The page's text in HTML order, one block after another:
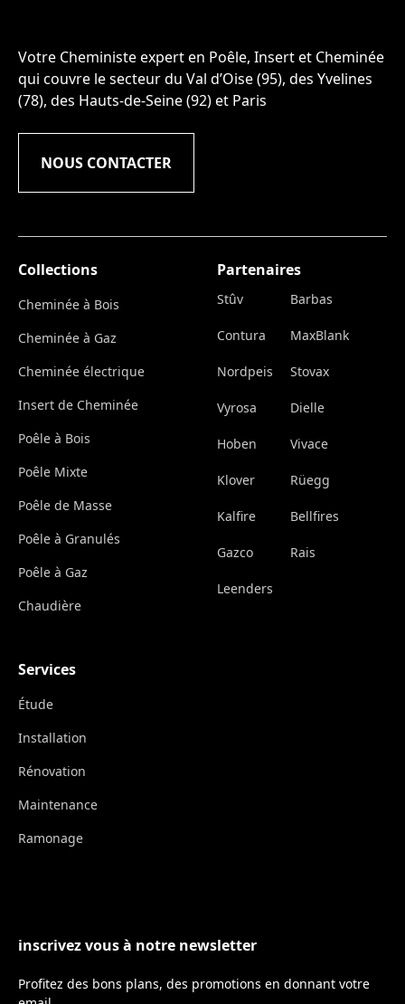
Votre Cheministe expert en Poêle, Insert et Cheminée
qui couvre le secteur du Val d’Oise (95), des Yvelines
(78), des Hauts-de-Seine (92) et Paris
NOUS CONTACTER
Collections
Cheminée à Bois
Cheminée à Gaz
Cheminée électrique
Insert de Cheminée
Poêle à Bois
Poêle Mixte
Poêle de Masse
Poêle à Granulés
Poêle à Gaz
Chaudière
Partenaires
Stûv Barbas
Contura MaxBlank
Nordpeis Stovax
Vyrosa Dielle
Hoben Vivace
Klover Rüegg
Kalfire Bellfires
Gazco Rais
Leenders
Services
Étude
Installation
Rénovation
Maintenance
Ramonage
inscrivez vous à notre newsletter
Profitez des bons plans, des promotions en donnant votre